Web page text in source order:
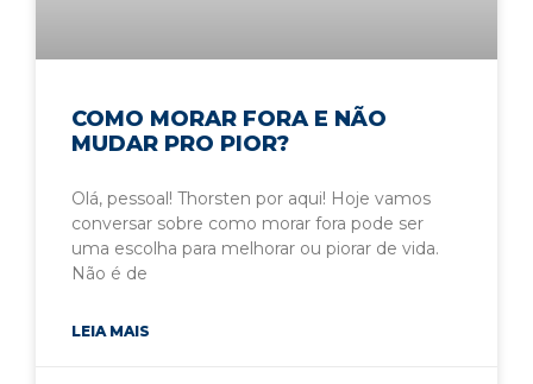
COMO MORAR FORA E NÃO
MUDAR PRO PIOR?
Olá, pessoal! Thorsten por aqui! Hoje vamos
conversar sobre como morar fora pode ser
uma escolha para melhorar ou piorar de vida.
Não é de
LEIA MAIS